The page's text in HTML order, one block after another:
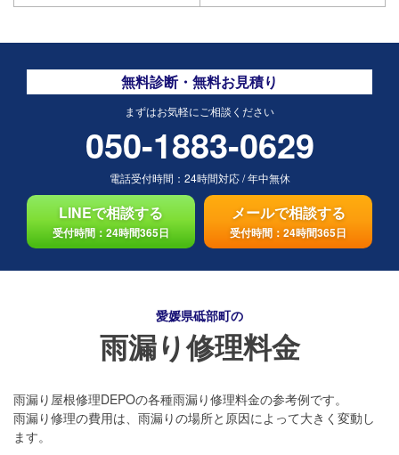
無料診断・無料お見積り
まずはお気軽にご相談ください
050-1883-0629
電話受付時間： 24時間対応/年中無休
LINEで相談する
受付時間：24時間365日
メールで相談する
受付時間：24時間365日
愛媛県砥部町の
雨漏り修理料金
雨漏り屋根修理DEPOの各種雨漏り修理料金の参考例です。
雨漏り修理の費用は、雨漏りの場所と原因によって大きく変動し
ます。